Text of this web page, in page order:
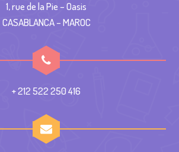
1, rue de la Pie – Oasis
CASABLANCA – MAROC
+ 212 522 250 416